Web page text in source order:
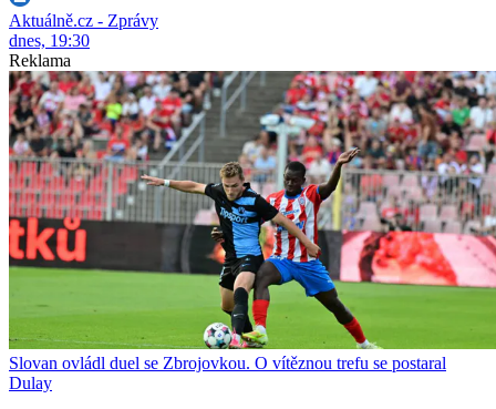
Aktuálně.cz - Zprávy
dnes, 19:30
Reklama
Slovan ovládl duel se Zbrojovkou. O vítěznou trefu se postaral
Dulay